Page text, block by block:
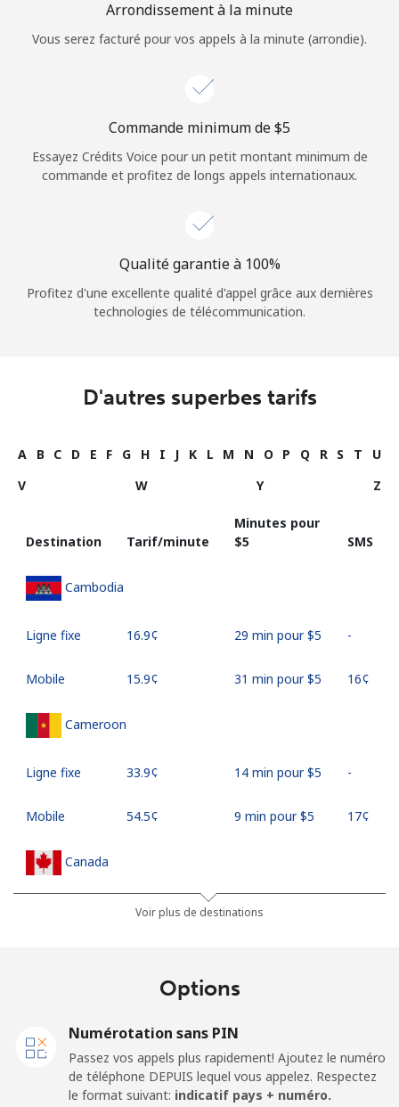
Continue avec
Arrondissement à la minute
Vous serez facturé pour vos appels à la minute (arrondie).
Commande minimum de ⁦$5⁩
Essayez Crédits Voice pour un petit montant minimum de
commande et profitez de longs appels internationaux.
Qualité garantie à 100%
Profitez d'une excellente qualité d'appel grâce aux dernières
technologies de télécommunication.
D'autres superbes tarifs
A B C D E F G H I J K L M N O P Q R S T
U
V
W Y Z
Destination Tarif/minute
Minutes pour
⁦$5⁩
SMS
Cambodia
Ligne fixe ⁦16.9¢⁩ 29 min pour ⁦$5⁩ -
Mobile ⁦15.9¢⁩ 31 min pour ⁦$5⁩ ⁦16¢⁩
Cameroon
Ligne fixe ⁦33.9¢⁩ 14 min pour ⁦$5⁩ -
Mobile ⁦54.5¢⁩ 9 min pour ⁦$5⁩ ⁦17¢⁩
Canada
⁦1.5¢⁩
333 min pour
⁦39.5¢⁩ 12 min pour ⁦$5⁩ ⁦16¢⁩
Voir plus de destinations
Options
Numérotation sans PIN
Passez vos appels plus rapidement! Ajoutez le numéro
de téléphone DEPUIS lequel vous appelez. Respectez
le format suivant: indicatif pays + numéro.